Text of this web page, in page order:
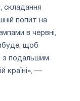
складання
попит на
в червні,
щоб
з подальшим
країні», —